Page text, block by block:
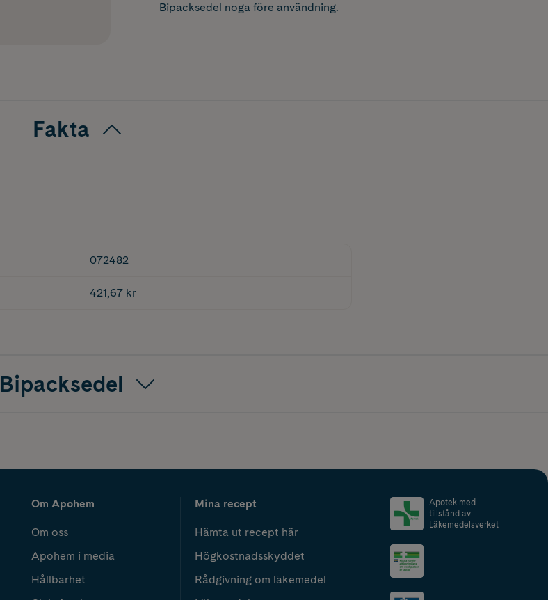
Bipacksedel noga före användning.
Fakta
072482
421,67 kr
Bipacksedel
Om Apohem
Om oss
Apohem i media
Hållbarhet
Mina recept
Hämta ut recept här
Högkostnadsskyddet
Rådgivning om läkemedel
Apotek med
tillstånd av
Läkemedelsverket